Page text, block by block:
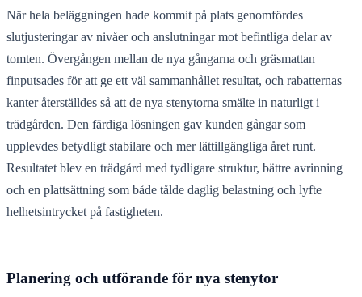
När hela beläggningen hade kommit på plats genomfördes
slutjusteringar av nivåer och anslutningar mot befintliga delar av
tomten. Övergången mellan de nya gångarna och gräsmattan
finputsades för att ge ett väl sammanhållet resultat, och rabatternas
kanter återställdes så att de nya stenytorna smälte in naturligt i
trädgården. Den färdiga lösningen gav kunden gångar som
upplevdes betydligt stabilare och mer lättillgängliga året runt.
Resultatet blev en trädgård med tydligare struktur, bättre avrinning
och en plattsättning som både tålde daglig belastning och lyfte
helhetsintrycket på fastigheten.
Planering och utförande för nya stenytor